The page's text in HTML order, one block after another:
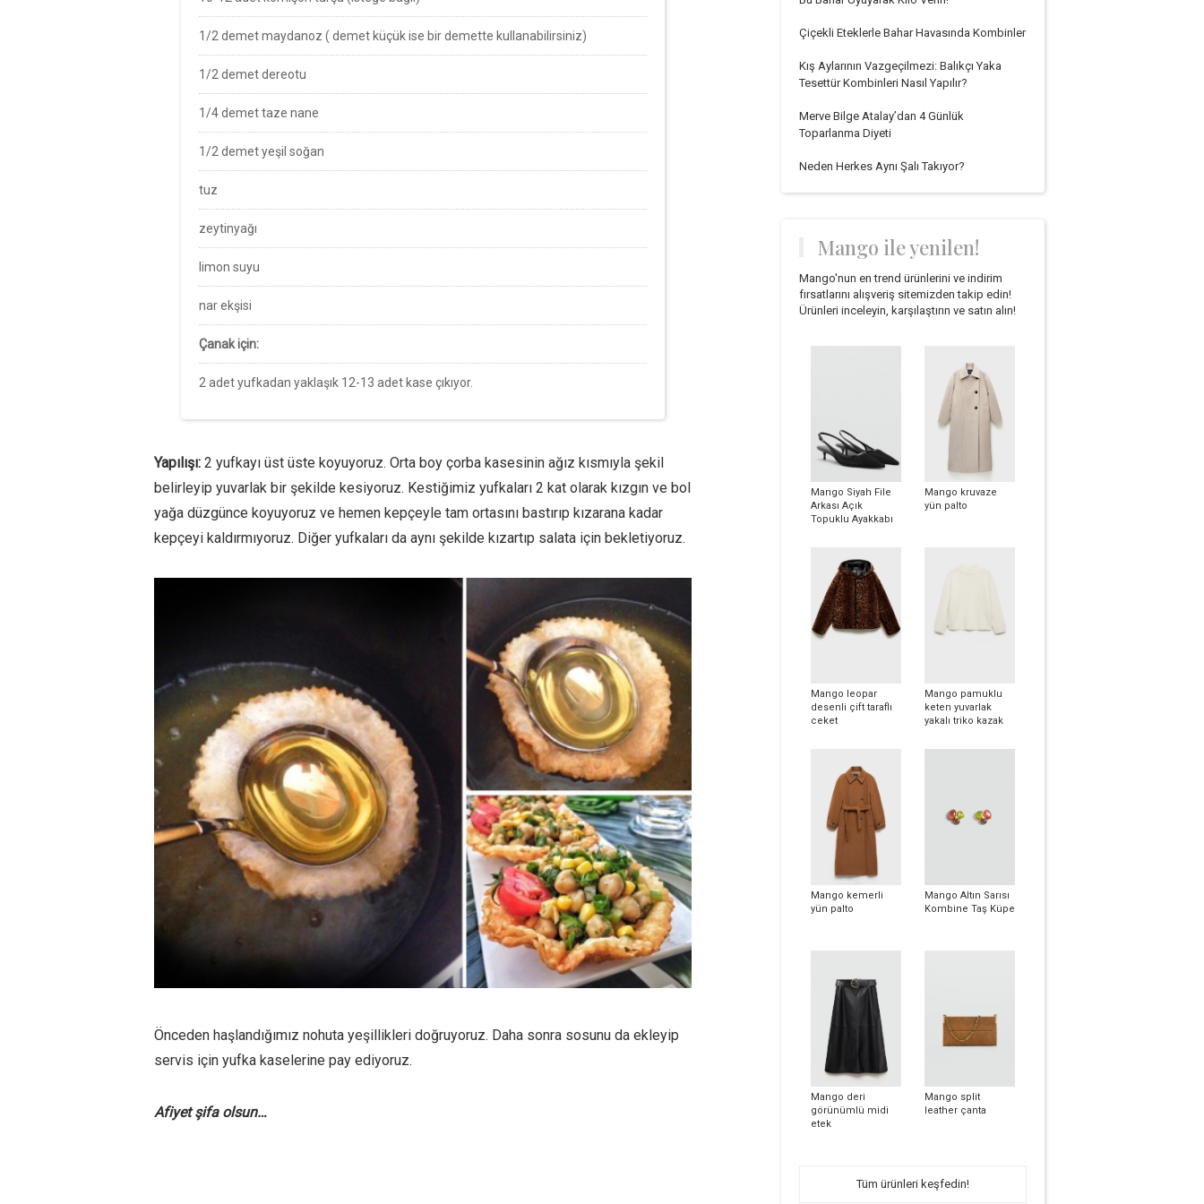
1/2 demet maydanoz ( demet küçük ise bir demette kullanabilirsiniz)
1/2 demet dereotu
1/4 demet taze nane
1/2 demet yeşil soğan
tuz
zeytinyağı
limon suyu
nar ekşisi
Çanak için:
2 adet yufkadan yaklaşık 12-13 adet kase çıkıyor.
Yapılışı: 2 yufkayı üst üste koyuyoruz. Orta boy çorba kasesinin ağız kısmıyla şekil
belirleyip yuvarlak bir şekilde kesiyoruz. Kestiğimiz yufkaları 2 kat olarak kızgın ve bol
yağa düzgünce koyuyoruz ve hemen kepçeyle tam ortasını bastırıp kızarana kadar
kepçeyi kaldırmıyoruz. Diğer yufkaları da aynı şekilde kızartıp salata için bekletiyoruz.
Önceden haşlandığımız nohuta yeşillikleri doğruyoruz. Daha sonra sosunu da ekleyip
servis için yufka kaselerine pay ediyoruz.
Afiyet şifa olsun…
Çiçekli Eteklerle Bahar Havasında Kombinler
Kış Aylarının Vazgeçilmezi: Balıkçı Yaka
Tesettür Kombinleri Nasıl Yapılır?
Merve Bilge Atalay’dan 4 Günlük
Toparlanma Diyeti
Neden Herkes Aynı Şalı Takıyor?
Mango ile yenilen!
Mango'nun en trend ürünlerini ve indirim
fırsatlarını alışveriş sitemizden takip edin!
Ürünleri inceleyin, karşılaştırın ve satın alın!
Mango Siyah File
Arkası Açık
Topuklu Ayakkabı
Mango kruvaze
yün palto
Mango leopar
desenli çift taraflı
ceket
Mango pamuklu
keten yuvarlak
yakalı triko kazak
Mango kemerli
yün palto
Mango Altın Sarısı
Kombine Taş Küpe
Mango deri
görünümlü midi
etek
Mango split
leather çanta
Tüm ürünleri keşfedin!